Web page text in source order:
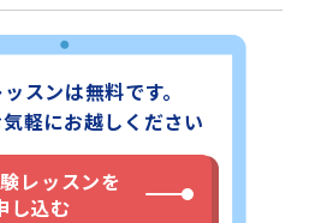
スンは無料です。
軽にお越しください
レッスンを
し込む